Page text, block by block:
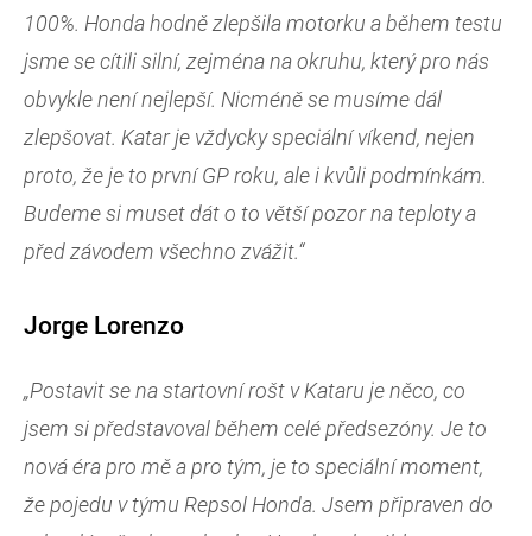
100%. Honda hodně zlepšila motorku a během testu
jsme se cítili silní, zejména na okruhu, který pro nás
obvykle není nejlepší. Nicméně se musíme dál
zlepšovat. Katar je vždycky speciální víkend, nejen
proto, že je to první GP roku, ale i kvůli podmínkám.
Budeme si muset dát o to větší pozor na teploty a
před závodem všechno zvážit.“
Jorge Lorenzo
„Postavit se na startovní rošt v Kataru je něco, co
jsem si představoval během celé předsezóny. Je to
nová éra pro mě a pro tým, je to speciální moment,
že pojedu v týmu Repsol Honda. Jsem připraven do